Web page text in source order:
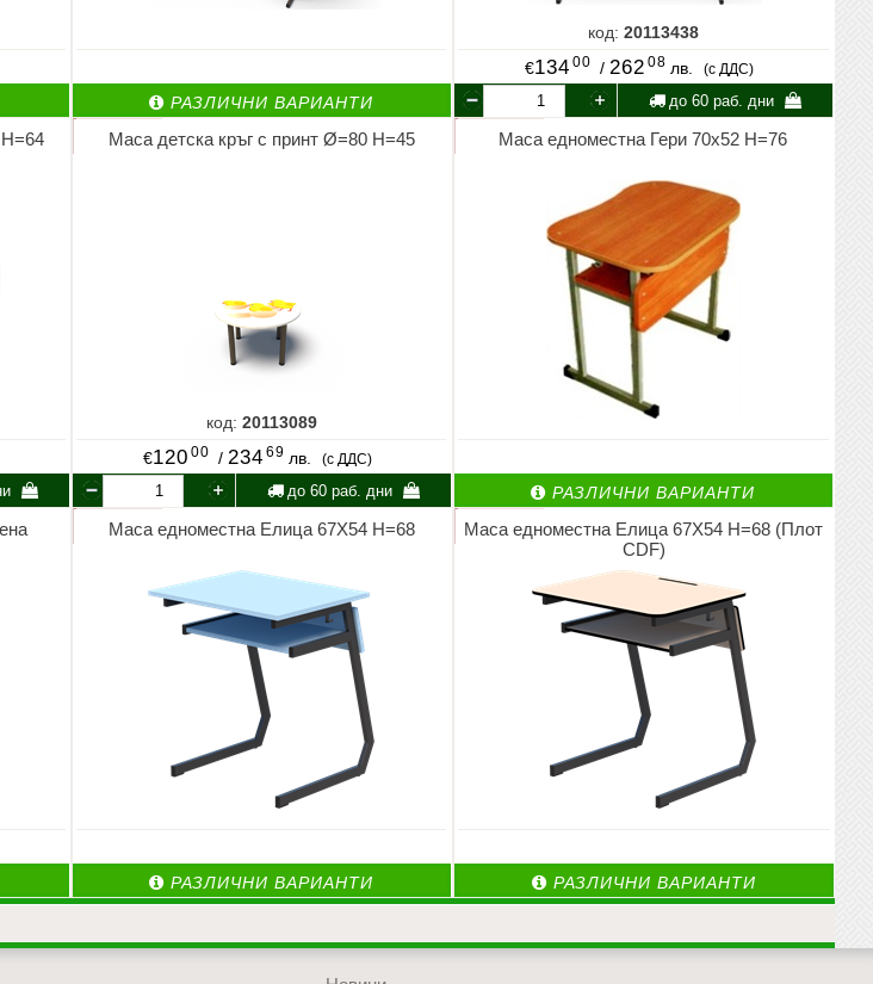
РАЗЛИЧНИ ВАРИАНТИ
код: 20113438
€134 00 / 262 08 лв. (с ДДС)
до 60 раб. дни
Н=64 Маса детска кръг с принт Ø=80 Н=45
код: 20113089
€120 00 / 234 69 лв. (с ДДС)
до 60 раб. дни
Маса едноместна Гери 70х52 Н=76
РАЗЛИЧНИ ВАРИАНТИ
Маса едноместна Елица 67Х54 Н=68
РАЗЛИЧНИ ВАРИАНТИ
Маса едноместна Елица 67Х54 Н=68 (Плот
CDF)
РАЗЛИЧНИ ВАРИАНТИ